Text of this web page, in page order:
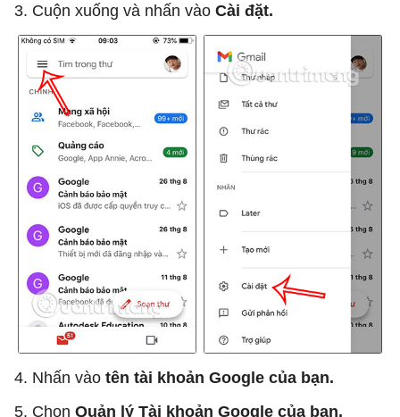
3. Cuộn xuống và nhấn vào Cài đặt.
4. Nhấn vào tên tài khoản Google của bạn.
5. Chọn Quản lý Tài khoản Google của bạn.